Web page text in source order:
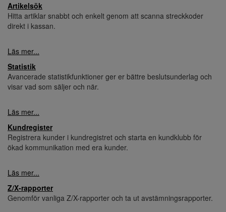
Artikelsök
Hitta artiklar snabbt och enkelt genom att scanna streckkoder
direkt i kassan.
Läs mer...
Statistik
Avancerade statistikfunktioner ger er bättre beslutsunderlag och
visar vad som säljer och när.
Läs mer...
Kundregister
Registrera kunder i kundregistret och starta en kundklubb för
ökad kommunikation med era kunder.
Läs mer...
Z/X-rapporter
Genomför vanliga Z/X-rapporter och ta ut avstämningsrapporter.